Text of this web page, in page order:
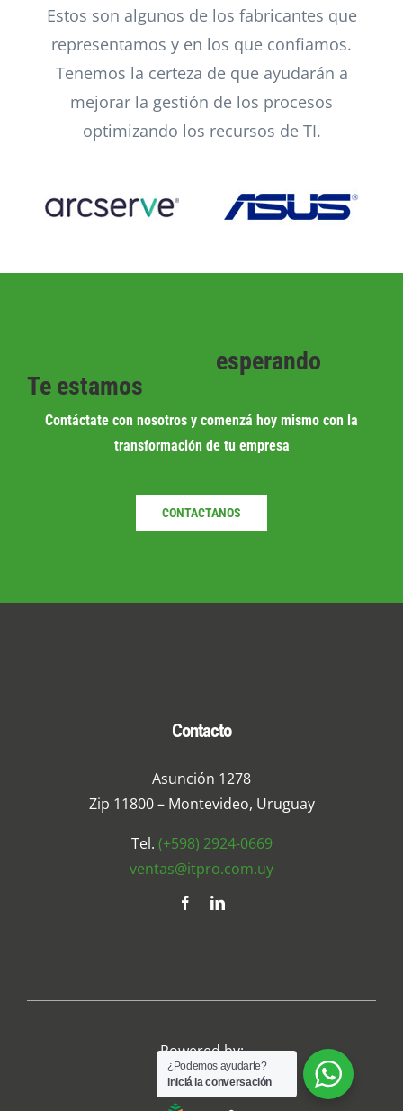
Estos son algunos de los fabricantes que
representamos y en los que confiamos.
Tenemos la certeza de que ayudarán a
mejorar la gestión de los procesos
optimizando los recursos de TI.
Te estamos
esperando
Contáctate con nosotros y comenzá hoy mismo con la
transformación de tu empresa
CONTACTANOS
Contacto
Asunción 1278
Zip 11800 – Montevideo, Uruguay
Tel. (+598) 2924-0669
ventas@itpro.com.uy
Powered by:
¿Podemos ayudarte?
iniciá la conversación